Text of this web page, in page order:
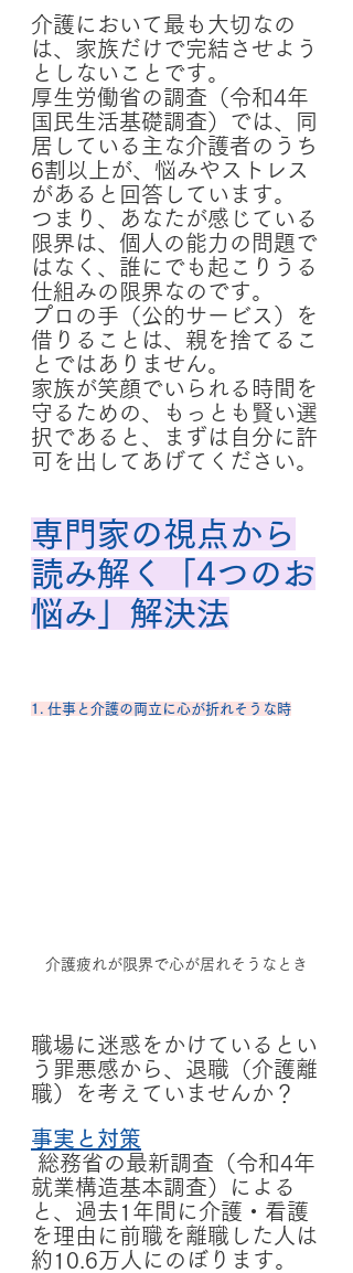
介護において最も大切なの
は、家族だけで完結させよう
としないことです。
厚生労働省の調査（令和4年
国民生活基礎調査）では、同
居している主な介護者のうち
6割以上が、悩みやストレス
があると回答しています。
つまり、あなたが感じている
限界は、個人の能力の問題で
はなく、誰にでも起こりうる
仕組みの限界なのです。
プロの手（公的サービス）を
借りることは、親を捨てるこ
とではありません。
家族が笑顔でいられる時間を
守るための、もっとも賢い選
択であると、まずは自分に許
可を出してあげてください。
専門家の視点から
読み解く「4つのお
悩み」解決法
1. 仕事と介護の両立に心が折れそうな時
介護疲れが限界で心が居れそうなとき
職場に迷惑をかけているとい
う罪悪感から、退職（介護離
職）を考えていませんか？
事実と対策
就業構造基本調査）による
と、過去1年間に介護・看護
を理由に前職を離職した人は
約10.6万人にのぼります。